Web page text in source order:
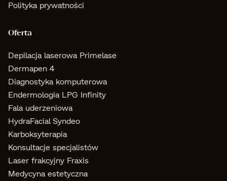
Oferta
Polityka prywatności
Depilacja laserowa Primelase
Dermapen 4
Diagnostyka komputerowa
Endermologia LPG Infinity
Fala uderzeniowa
HydraFacial Syndeo
Karboksyterapia
Konsultacje specjalistów
Laser frakcyjny Fraxis
Medycyna estetyczna